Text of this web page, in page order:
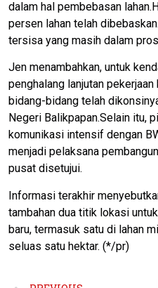
dalam hal pembebasan
persen lahan telah
tersisa yang masih dalam
Jen menambahkan, untuk
penghalang lanjutan
bidang-bidang telah
Negeri Balikpapan.Selain itu,
komunikasi intensif dengan
menjadi pelaksana
pusat disetujui.
Informasi terakhir
tambahan dua titik lokasi
baru, termasuk satu di lahan
seluas satu hektar. (*/pr)